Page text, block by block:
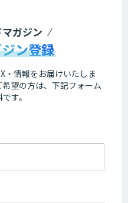
ガジン
ン登録
・情報をお届けいたしま
望の方は、下記フォーム
す。